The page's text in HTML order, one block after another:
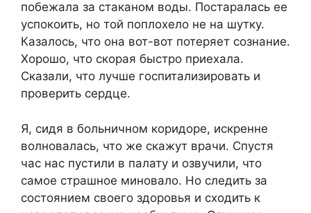
побежала за стаканом воды. Постаралась ее
успокоить, но той поплохело не на шутку.
Казалось, что она вот-вот потеряет сознание.
Хорошо, что скорая быстро приехала.
Сказали, что лучше госпитализировать и
проверить сердце.
Я, сидя в больничном коридоре, искренне
волновалась, что же скажут врачи. Спустя
час нас пустили в палату и озвучили, что
самое страшное миновало. Но следить за
состоянием своего здоровья и сходить к